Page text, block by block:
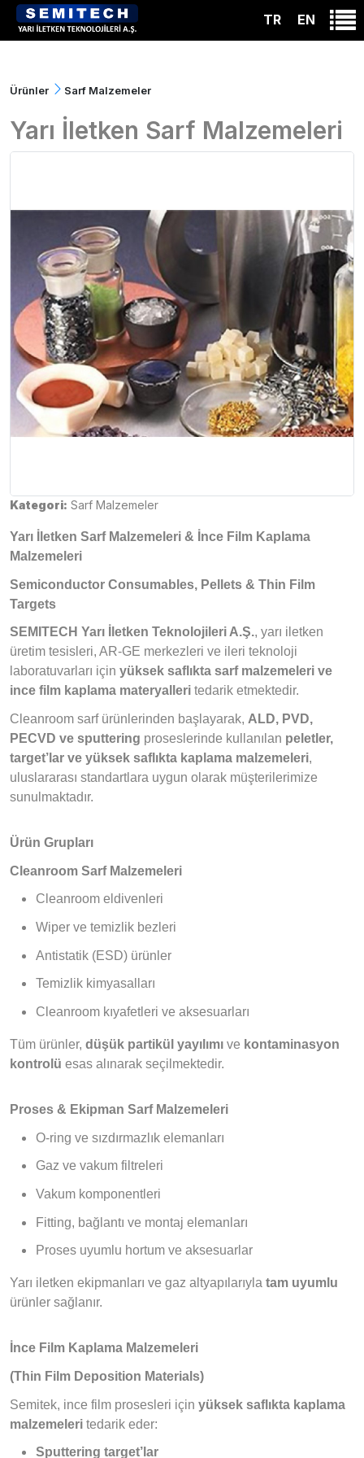
TR EN
Ürünler Sarf Malzemeler
Yarı İletken Sarf Malzemeleri
Kategori: Sarf Malzemeler
Yarı İletken Sarf Malzemeleri & İnce Film Kaplama
Malzemeleri
Semiconductor Consumables, Pellets & Thin Film
Targets
SEMITECH Yarı İletken Teknolojileri A.Ş., yarı iletken
üretim tesisleri, AR-GE merkezleri ve ileri teknoloji
laboratuvarları için yüksek saflıkta sarf malzemeleri ve
ince film kaplama materyalleri tedarik etmektedir.
Cleanroom sarf ürünlerinden başlayarak, ALD, PVD,
PECVD ve sputtering proseslerinde kullanılan peletler,
target’lar ve yüksek saflıkta kaplama malzemeleri,
uluslararası standartlara uygun olarak müşterilerimize
sunulmaktadır.
Ürün Grupları
Cleanroom Sarf Malzemeleri
Cleanroom eldivenleri
Wiper ve temizlik bezleri
Antistatik (ESD) ürünler
Temizlik kimyasalları
Cleanroom kıyafetleri ve aksesuarları
Tüm ürünler, düşük partikül yayılımı ve kontaminasyon
kontrolü esas alınarak seçilmektedir.
Proses & Ekipman Sarf Malzemeleri
O-ring ve sızdırmazlık elemanları
Gaz ve vakum filtreleri
Vakum komponentleri
Fitting, bağlantı ve montaj elemanları
Proses uyumlu hortum ve aksesuarlar
Yarı iletken ekipmanları ve gaz altyapılarıyla tam uyumlu
ürünler sağlanır.
İnce Film Kaplama Malzemeleri
(Thin Film Deposition Materials)
Semitek, ince film prosesleri için yüksek saflıkta kaplama
malzemeleri tedarik eder:
Sputtering target’lar